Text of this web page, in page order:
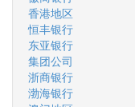
香港地区
恒丰银行
东亚银行
集团公司
浙商银行
渤海银行